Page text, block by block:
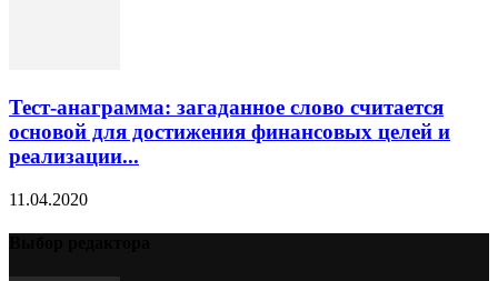
Тест-анаграмма: загаданное слово считается
основой для достижения финансовых целей и
реализации...
11.04.2020